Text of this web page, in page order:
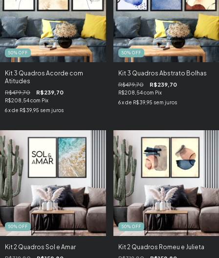
50% OFF
Kit 3 Quadros Acorde com
Atitudes
R$479,70 R$239,70
R$208,54com Pix
6x de R$39,95 sem juros
50% OFF
Kit 3 Quadros Abstrato Bolhas
R$479,70 R$239,70
R$208,54com Pix
6 x de R$39,95 sem juros
50% OFF
Kit 2 Quadros Sol e Amar
50% OFF
Kit 2 Quadros Romeu e Julieta